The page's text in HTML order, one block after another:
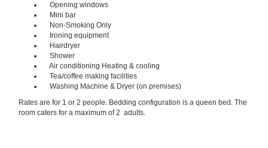
Opening windows
Mini bar
Non-Smoking Only
Ironing equipment
Hairdryer
Shower
Air conditioning Heating & cooling
Tea/coffee making facilities
Washing Machine & Dryer (on premises)
Rates are for 1 or 2 people. Bedding configuration is a queen bed. The
room caters for a maximum of 2 adults.